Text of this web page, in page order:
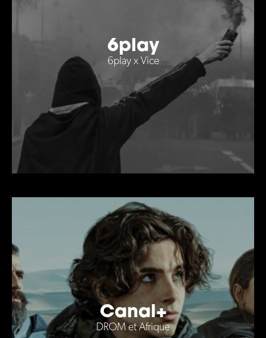
6play
6play x Vice
Canal+
DROM et Afrique